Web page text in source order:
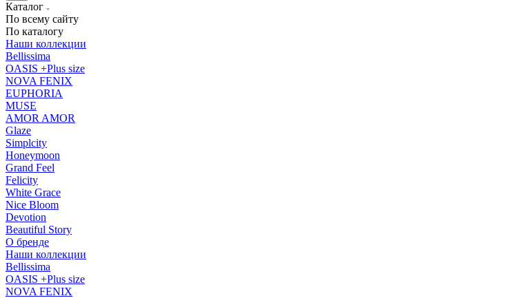
Каталог
По всему сайту
По каталогу
Наши коллекции
Bellissima
OASIS +Plus size
NOVA FENIX
EUPHORIA
MUSE
AMOR AMOR
Glaze
Simplcity
Honeymoon
Grand Feel
Felicity
White Grace
Nice Bloom
Devotion
Beautiful Story
О бренде
Наши коллекции
Bellissima
OASIS +Plus size
NOVA FENIX